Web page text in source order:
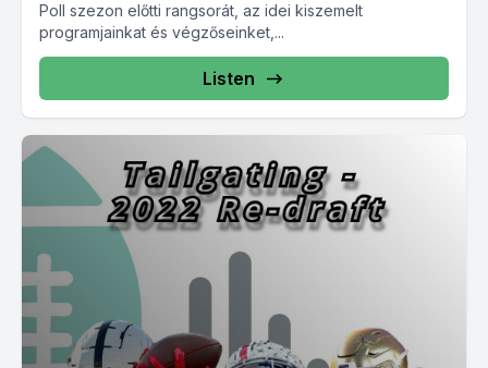
Poll szezon előtti rangsorát, az idei kiszemelt
programjainkat és végzőseinket,...
Listen